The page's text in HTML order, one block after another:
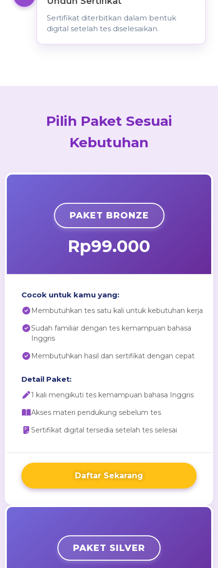
Sertifikat diterbitkan dalam bentuk
digital setelah tes diselesaikan.
Pilih Paket Sesuai
Kebutuhan
PAKET BRONZE
Rp99.000
Cocok untuk kamu yang:
Membutuhkan tes satu kali untuk kebutuhan kerja
Sudah familiar dengan tes kemampuan bahasa
Inggris
Membutuhkan hasil dan sertifikat dengan cepat
Detail Paket:
1 kali mengikuti tes kemampuan bahasa Inggris
Akses materi pendukung sebelum tes
Sertifikat digital tersedia setelah tes selesai
Daftar Sekarang
PAKET SILVER